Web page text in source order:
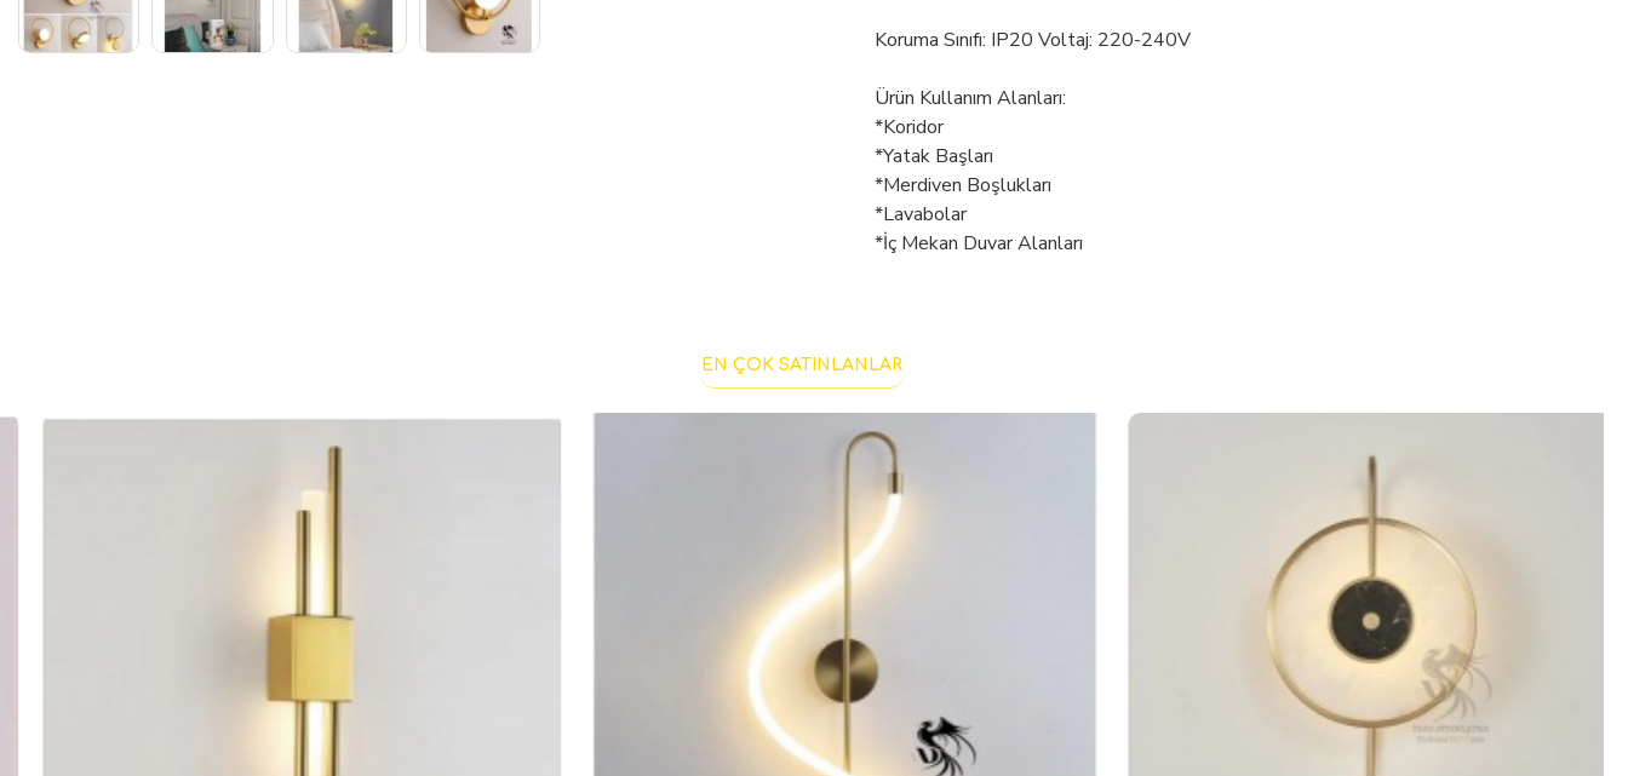
Koruma Sınıfı: IP20 Voltaj: 220-240V
Ürün Kullanım Alanları:
*Koridor
*Yatak Başları
*Merdiven Boşlukları
*Lavabolar
*İç Mekan Duvar Alanları
EN ÇOK SATINLANLAR